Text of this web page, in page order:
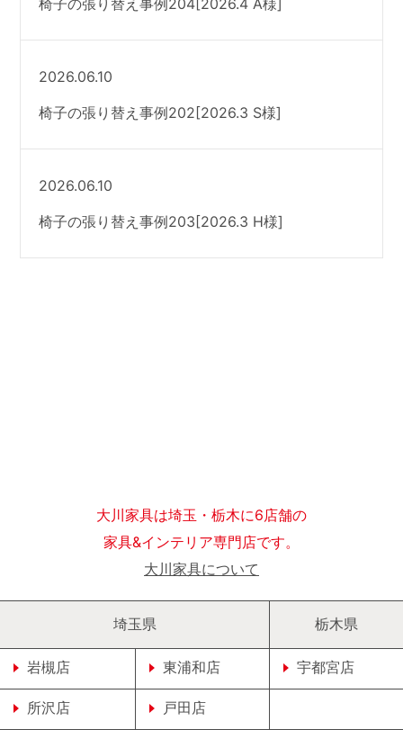
椅子の張り替え事例204[2026.4 A様]
2026.06.10
椅子の張り替え事例202[2026.3 S様]
2026.06.10
椅子の張り替え事例203[2026.3 H様]
大川家具は埼玉・栃木に6店舗の
家具&インテリア専門店です。
大川家具について
埼玉県
岩槻店 東浦和店
所沢店 戸田店
栃木県
宇都宮店